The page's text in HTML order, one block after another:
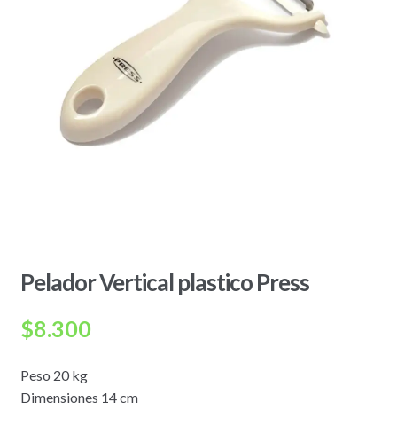
Pelador Vertical plastico Press
$8.300
Peso 20 kg
Dimensiones 14 cm